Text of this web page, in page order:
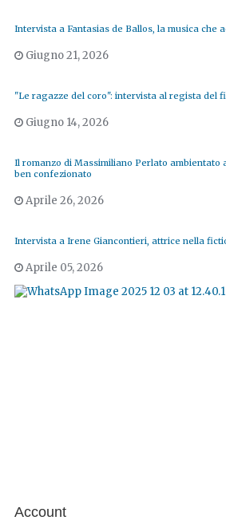
Intervista a Fantasias de Ballos, la musica che
Giugno 21, 2026
"Le ragazze del coro": intervista al regista del
Giugno 14, 2026
Il romanzo di Massimiliano Perlato ambientato
ben confezionato
Aprile 26, 2026
Intervista a Irene Giancontieri, attrice nella
Aprile 05, 2026
Account